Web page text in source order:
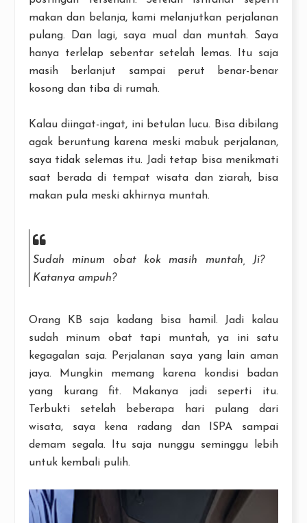
makan dan belanja, kami melanjutkan perjalanan
pulang. Dan lagi, saya mual dan muntah. Saya
hanya terlelap sebentar setelah lemas. Itu saja
masih berlanjut sampai perut benar-benar
kosong dan tiba di rumah.
Kalau diingat-ingat, ini betulan lucu. Bisa dibilang
agak beruntung karena meski mabuk perjalanan,
saya tidak selemas itu. Jadi tetap bisa menikmati
saat berada di tempat wisata dan ziarah, bisa
makan pula meski akhirnya muntah.
Sudah minum obat kok masih muntah, Ji?
Katanya ampuh?
Orang KB saja kadang bisa hamil. Jadi kalau
sudah minum obat tapi muntah, ya ini satu
kegagalan saja. Perjalanan saya yang lain aman
jaya. Mungkin memang karena kondisi badan
yang kurang fit. Makanya jadi seperti itu.
Terbukti setelah beberapa hari pulang dari
wisata, saya kena radang dan ISPA sampai
demam segala. Itu saja nunggu seminggu lebih
untuk kembali pulih.